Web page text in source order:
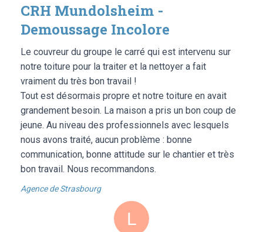
CRH Mundolsheim -
Demoussage Incolore
Le couvreur du groupe le carré qui est intervenu sur
notre toiture pour la traiter et la nettoyer a fait
vraiment du très bon travail !
Tout est désormais propre et notre toiture en avait
grandement besoin. La maison a pris un bon coup de
jeune. Au niveau des professionnels avec lesquels
nous avons traité, aucun problème : bonne
communication, bonne attitude sur le chantier et très
bon travail. Nous recommandons.
Agence de Strasbourg